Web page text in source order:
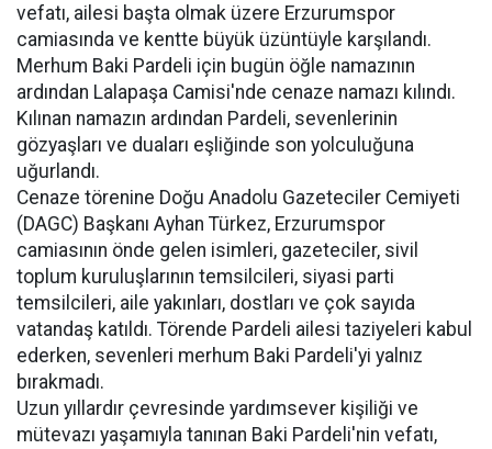
vefatı, ailesi başta olmak üzere Erzurumspor
camiasında ve kentte büyük üzüntüyle karşılandı.
Merhum Baki Pardeli için bugün öğle namazının
ardından Lalapaşa Camisi'nde cenaze namazı kılındı.
Kılınan namazın ardından Pardeli, sevenlerinin
gözyaşları ve duaları eşliğinde son yolculuğuna
uğurlandı.
Cenaze törenine Doğu Anadolu Gazeteciler Cemiyeti
(DAGC) Başkanı Ayhan Türkez, Erzurumspor
camiasının önde gelen isimleri, gazeteciler, sivil
toplum kuruluşlarının temsilcileri, siyasi parti
temsilcileri, aile yakınları, dostları ve çok sayıda
vatandaş katıldı. Törende Pardeli ailesi taziyeleri kabul
ederken, sevenleri merhum Baki Pardeli'yi yalnız
bırakmadı.
Uzun yıllardır çevresinde yardımsever kişiliği ve
mütevazı yaşamıyla tanınan Baki Pardeli'nin vefatı,